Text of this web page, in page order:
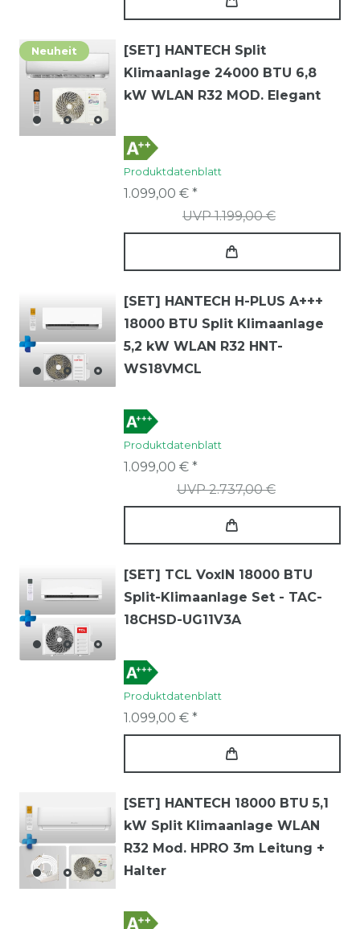
Neuheit
[SET] HANTECH Split
Klimaanlage 24000 BTU 6,8
kW WLAN R32 MOD. Elegant
Produktdatenblatt
UVP 1.199,00 €
1.099,00 € *
[SET] HANTECH H-PLUS A+++
18000 BTU Split Klimaanlage
5,2 kW WLAN R32 HNT-
WS18VMCL
Produktdatenblatt
UVP 2.737,00 €
1.099,00 € *
[SET] TCL VoxIN 18000 BTU
Split-Klimaanlage Set - TAC-
18CHSD-UG11V3A
Produktdatenblatt
1.099,00 € *
[SET] HANTECH 18000 BTU 5,1
kW Split Klimaanlage WLAN
R32 Mod. HPRO 3m Leitung +
Halter